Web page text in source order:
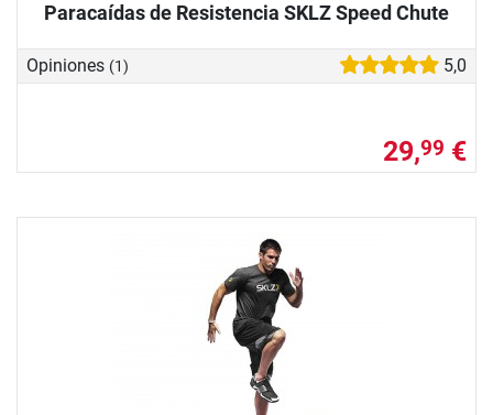
Paracaídas de Resistencia SKLZ Speed Chute
Opiniones (1) 5,0
29,99 €